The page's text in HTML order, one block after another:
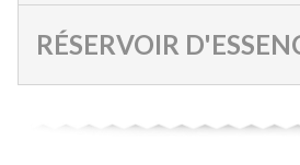
RÉSERVOIR